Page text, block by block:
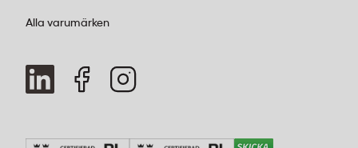
Alla varumärken